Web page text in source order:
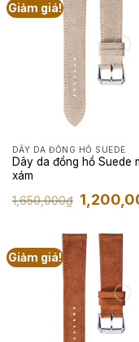
Giảm giá!
DÂY DA ĐỒNG HỒ SUEDE
Dây da đồng hồ Suede
xám
1,650,000₫ Giá
gốc
Giảm giá!